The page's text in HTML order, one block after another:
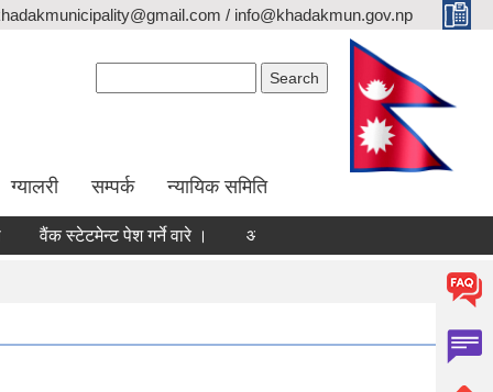
/ info@khadakmun.gov.np
ग्यालरी सम्पर्क न्यायिक समिति
वैंक स्टेटमेन्ट पेश गर्ने वारे । आ.व. २०८३-०८४ को वार्षिक वजेट तथा